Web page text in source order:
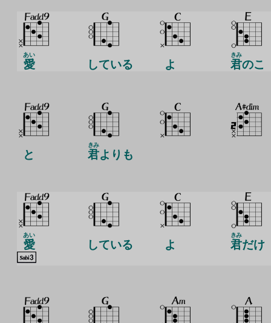
愛
あい
している よ 君
きみ
のこ
と 君
きみ
よりも
愛
あい
している よ 君
きみ
だけ